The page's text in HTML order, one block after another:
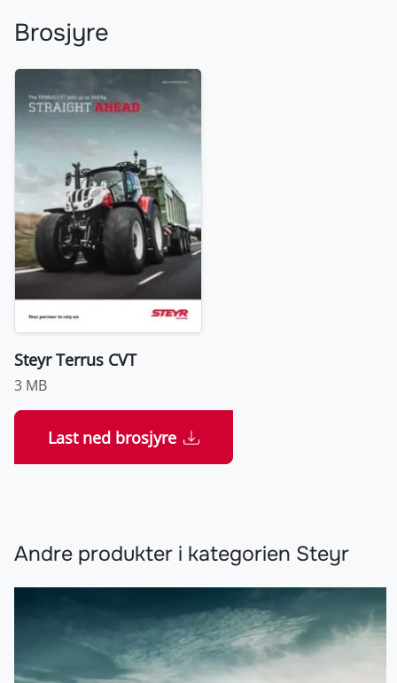
Brosjyre
Steyr Terrus CVT
3 MB
Last ned brosjyre
Andre produkter i kategorien Steyr